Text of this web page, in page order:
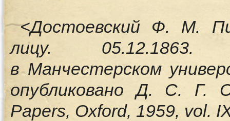
<Достоевский Ф. М.
лицу. 05.12.1863.
в Манчестерском
опубликовано Д. С. Г.
Papers, Oxford, 1959, vol.